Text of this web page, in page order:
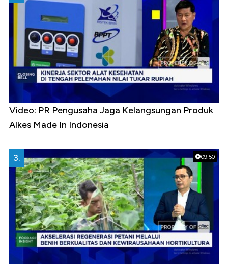
Video: PR Pengusaha Jaga Kelangsungan Produk
Alkes Made In Indonesia
09:50
3.